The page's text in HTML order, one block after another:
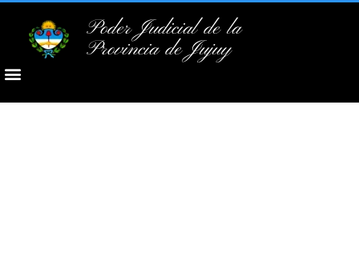
Poder Judicial de la
Provincia de Jujuy